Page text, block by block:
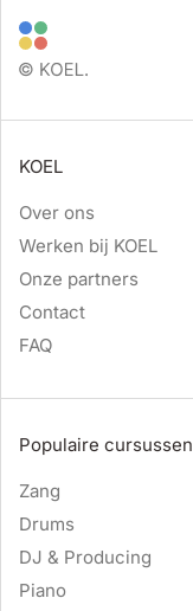
KOEL
Over ons
Werken bij KOEL
Onze partners
Contact
FAQ
Populaire cursussen
Zang
Drums
DJ & Producing
Piano